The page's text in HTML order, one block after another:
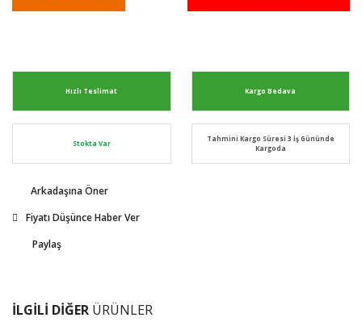
Hızlı Teslimat Kargo Bedava
Stokta Var
Tahmini Kargo Süresi 3 İş Gününde
Kargoda
Arkadaşına Öner
Fiyatı Düşünce Haber Ver
Paylaş
İLGİLİ DİĞER ÜRÜNLER